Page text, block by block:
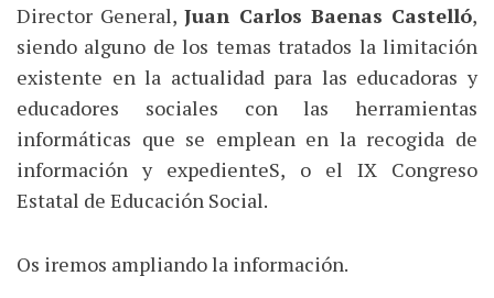
Director General,Juan Carlos Baenas Castelló,
siendo alguno de los temas tratados la limitación
existente en la actualidad para las educadoras y
educadores sociales con las herramientas
informáticas que se emplean en la recogida de
información y expedienteS, o el IX Congreso
Estatal de Educación Social.
Os iremos ampliando la información.